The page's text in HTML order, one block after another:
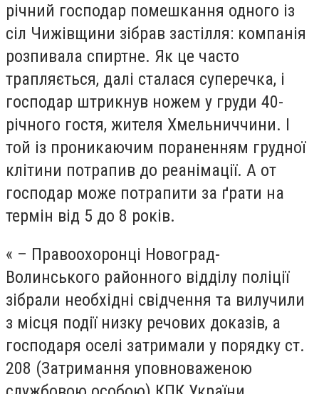
річний господар помешкання одного із
сіл Чижівщини зібрав застілля: компанія
розпивала спиртне. Як це часто
трапляється, далі сталася суперечка, і
господар штрикнув ножем у груди 40-
річного гостя, жителя Хмельниччини. І
той із проникаючим пораненням грудної
клітини потрапив до реанімації. А от
господар може потрапити за ґрати на
термін від 5 до 8 років.
« – Правоохоронці Новоград-
Волинського районного відділу поліції
зібрали необхідні свідчення та вилучили
з місця події низку речових доказів, а
господаря оселі затримали у порядку ст.
208 (Затримання уповноваженою